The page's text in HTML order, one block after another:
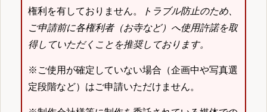
権利を有しておりません。
トラブル防止のため、
ご申請前に各権利者（お寺など）へ使用許諾を取
得していただくことを推奨しております。
※ご使用が確定していない場合（企画中や写真選
定段階など）はご申請いただけません。